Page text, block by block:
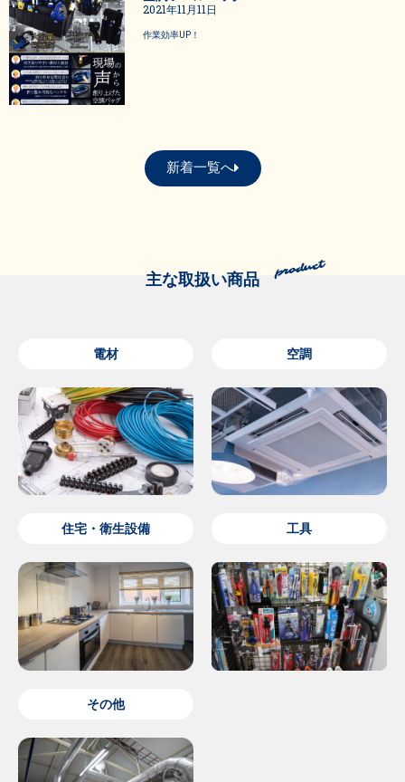
2021年11月11日
作業効率UP！
新着一覧へ
主な取扱い商品
電材 空調
住宅・衛生設備 工具
その他